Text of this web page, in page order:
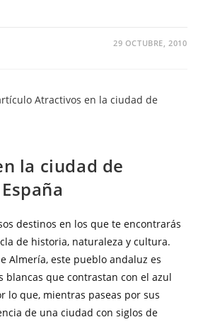
29 OCTUBRE, 2010
la ciudad de
destinos en los que te encontrarás
de historia, naturaleza y cultura.
Almería, este pueblo andaluz es
blancas que contrastan con el azul
lo que, mientras paseas por sus
de una ciudad con siglos de